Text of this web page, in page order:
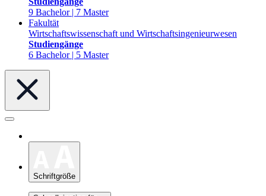
9 Bachelor | 7 Master
Fakultät
Wirtschaftswissenschaft und Wirtschaftsingenieurwesen
Studiengänge
6 Bachelor | 5 Master
Schriftgröße